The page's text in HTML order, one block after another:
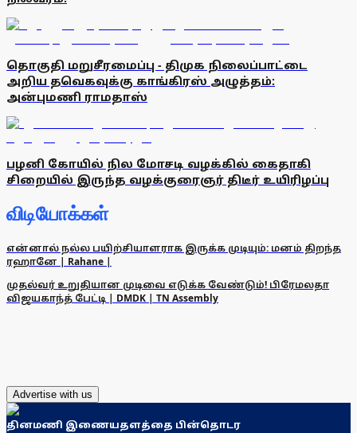
தொகுதி மறுசீரமைப்பு - திமுக நிலைப்பாட்டை
அறிய தவெகவுக்கு காங்கிரஸ் அழுத்தம்:
அன்புமணி ராமதாஸ்
பழனி கோயில் நில மோசடி வழக்கில் கைதாகி
சிறையில் இருந்த வழக்குரைஞர் திடீர் உயிரிழப்பு
விடியோக்கள்
என்னால் நல்ல பயிற்சியாளராக இருக்க முடியும்: மனம் திறந்த
ரஹானே | Rahane |
முதல்வர் உறுதியான முடிவை எடுக்க வேண்டும்! பிரேமலதா
விஜயகாந்த் பேட்டி | DMDK | TN Assembly
Advertise with us
தினமணி இணையதளத்தை பின்தொடர